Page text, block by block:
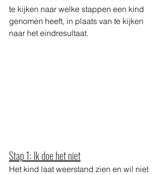
te kijken naar welke stappen een kind
genomen heeft, in plaats van te kijken
naar het eindresultaat.
Stap 1: Ik doe het niet
Het kind laat weerstand zien en wil niet